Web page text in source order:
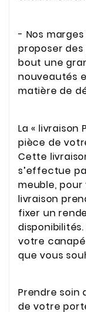
- Nos
proposer
bout une
nouveautés
matière de
La « livraison
pièce de
Cette
s’effectue
meuble,
livraison
fixer un
votre
que vous
Prendre soin
de votre